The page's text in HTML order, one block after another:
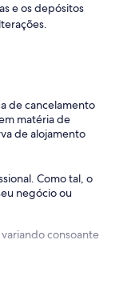
e os depósitos
de cancelamento
matéria de
de alojamento
Como tal, o
negócio ou
consoante